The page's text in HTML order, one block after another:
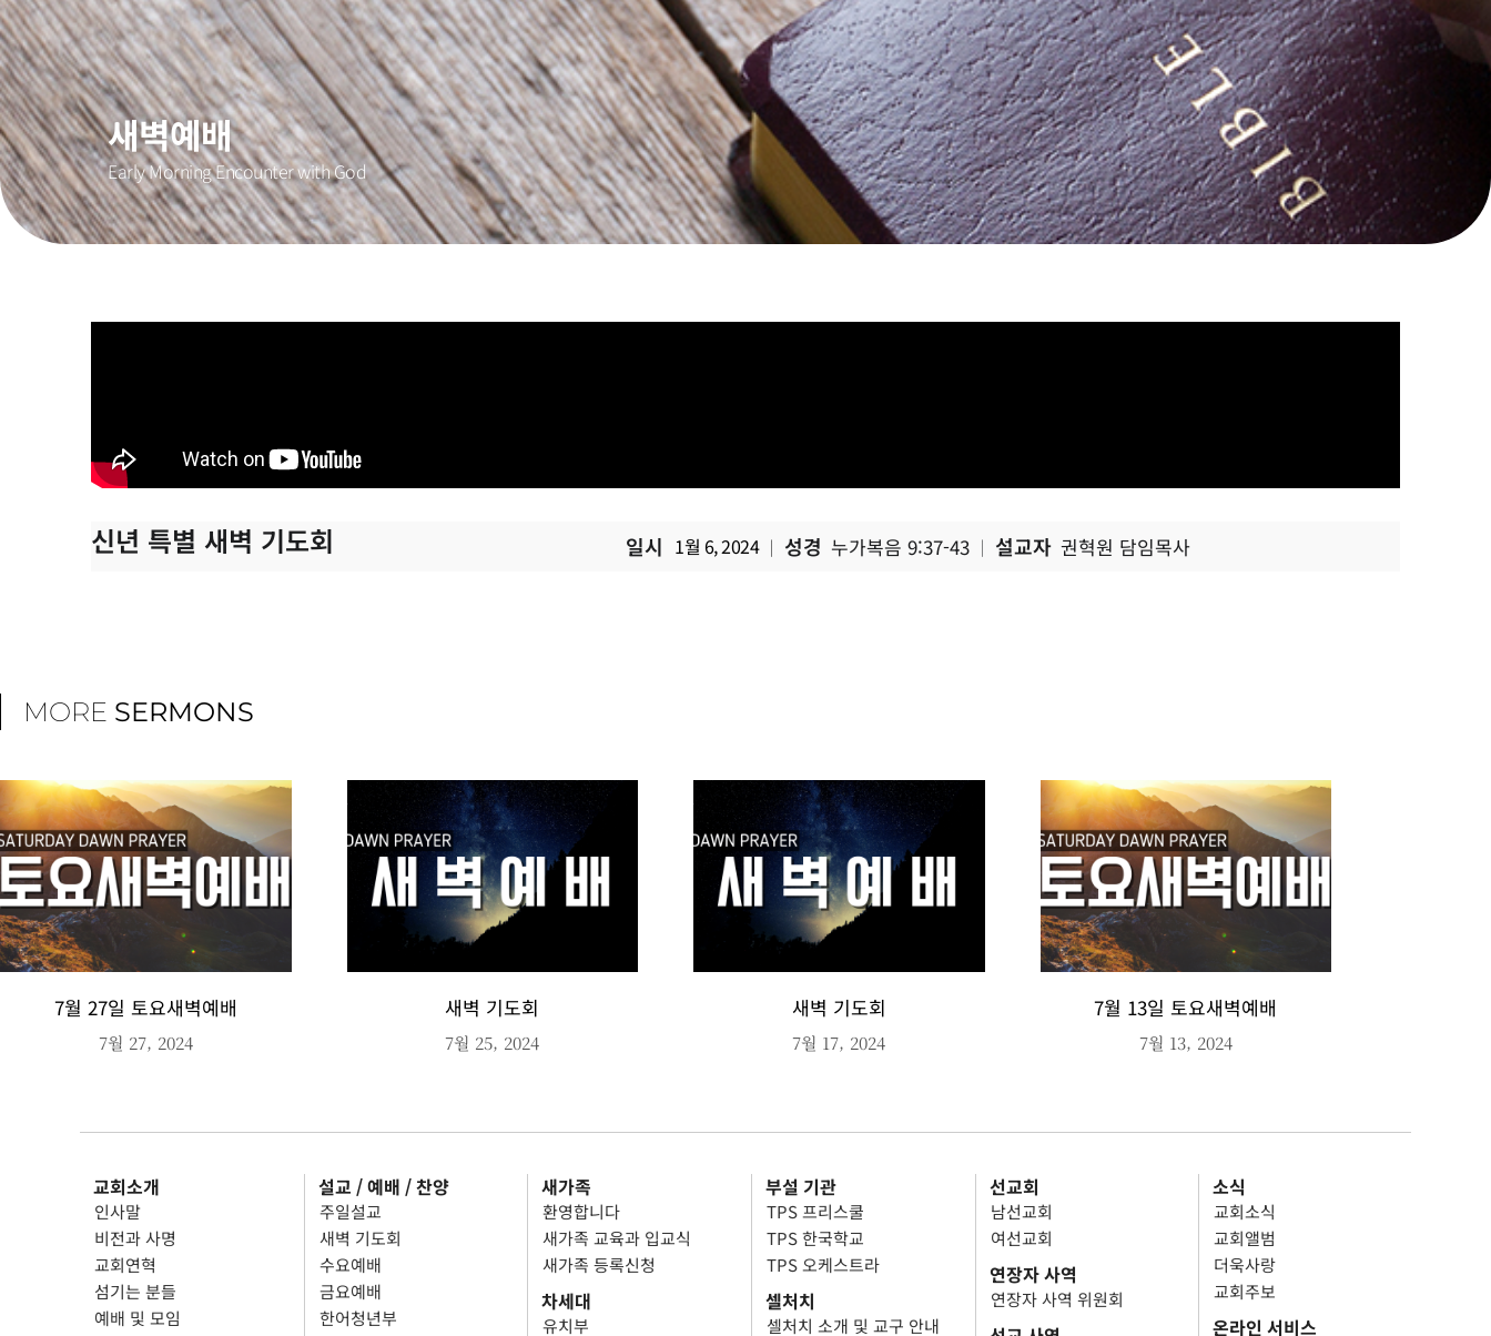
새벽예배
Early Morning Encounter with God
신년 특별 새벽 기도회 일시 1월 6, 2024 | 성경 누가복음 9:37-43 | 설교자 권혁원 담임목사
MORE SERMONS
7월 27일 토요새벽예배
7월 27, 2024
새벽 기도회
7월 25, 2024
새벽 기도회
7월 17, 2024
7월 13일 토요새벽예배
7월 13, 2024
교회소개
인사말
비전과 사명
교회연혁
섬기는 분들
예배 및 모임
설교 / 예배 / 찬양
주일설교
새벽 기도회
수요예배
금요예배
한어청년부
새가족
환영합니다
새가족 교육과 입교식
새가족 등록신청
차세대
유치부
부설 기관
TPS 프리스쿨
TPS 한국학교
TPS 오케스트라
셀처치
셀처치 소개 및 교구 안내
선교회
남선교회
여선교회
연장자 사역
연장자 사역 위원회
소식
교회소식
교회앨범
더욱사랑
교회주보
온라인 서비스